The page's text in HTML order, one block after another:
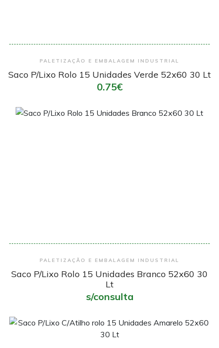
Encomendar
PALETIZAÇÃO E EMBALAGEM INDUSTRIAL
Saco P/Lixo Rolo 15 Unidades Verde 52x60 30 Lt
0.75€
Encomendar
PALETIZAÇÃO E EMBALAGEM INDUSTRIAL
Saco P/Lixo Rolo 15 Unidades Branco 52x60 30
Lt
s/consulta